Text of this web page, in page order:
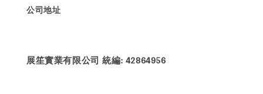
公司地址
展笙實業有限公司 統編: 42864956